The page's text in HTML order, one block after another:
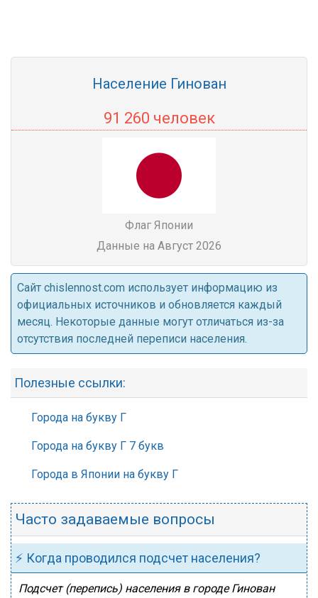
Население Гинован
91 260 человек
Флаг Японии
Данные на Август 2026
Cайт chislennost.com использует информацию из
официальных источников и обновляется каждый
месяц. Некоторые данные могут отличаться из-за
отсутствия последней переписи населения.
Полезные ссылки:
Города на букву Г
Города на букву Г 7 букв
Города в Японии на букву Г
Часто задаваемые вопросы
⚡ Когда проводился подсчет населения?
Подсчет (перепись) населения в городе Гинован